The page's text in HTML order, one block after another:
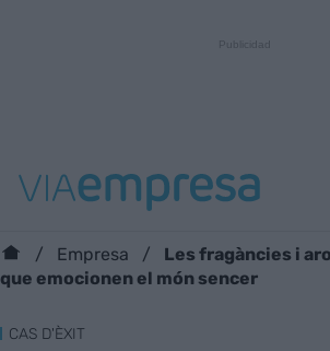
Empresa
Les fragàncies i
que emocionen el món sencer
CAS D'ÈXIT